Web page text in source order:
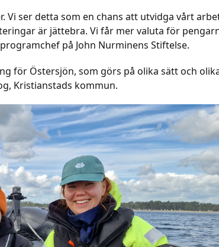
Vi ser detta som en chans att utvidga vårt
är jättebra. Vi får mer valuta för
på John Nurminens Stiftelse.
för Östersjön, som görs på olika sätt och
Kristianstads kommun.